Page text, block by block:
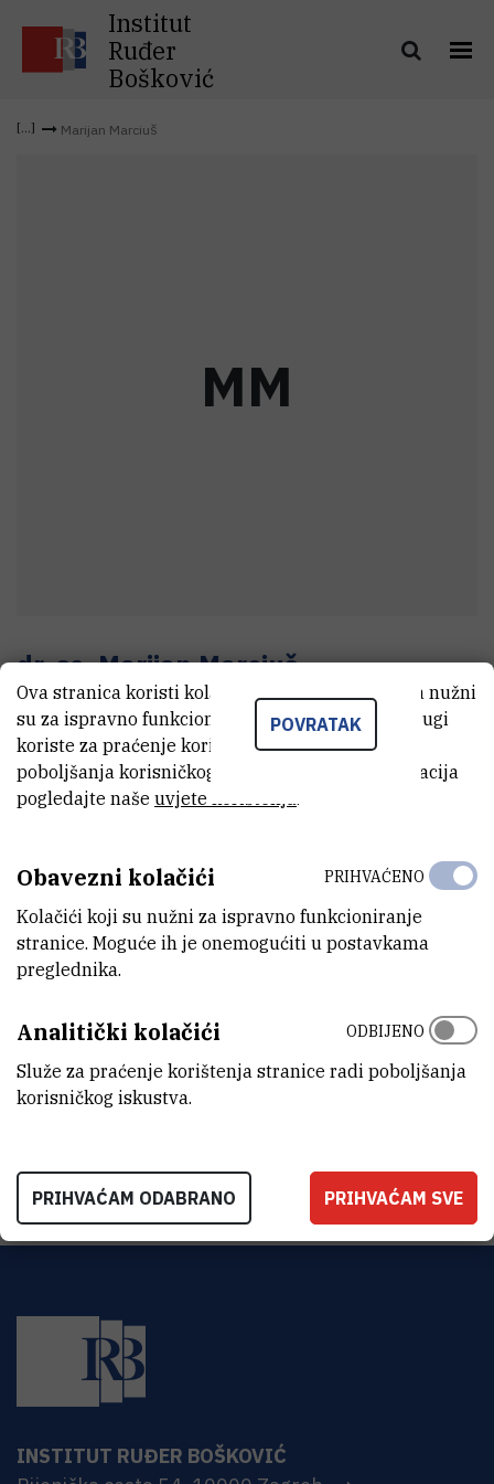
Institut
Ruđer
Bošković
Marijan Marciuš
MM
dr. sc.MarijanMarciuš
Stručni savjetnik
E-MAIL
INTERNI BROJ
1583
ZAVOD
Zavod za kemiju materijala
Laboratorij za sintezu novih materijala
ADRESA
Institut Ruđer Bošković
INSTITUT RUĐER BOŠKOVIĆ
POVRATAK
Ova stranica koristi kolačiće. Neki od tih kolačića nužni
su za ispravno funkcioniranje stranice, dok se drugi
koriste za praćenje korištenja stranice radi
poboljšanja korisničkog iskustva. Za više informacija
pogledajte naše uvjete korištenja.
Obavezni kolačići
Kolačići koji su nužni za ispravno funkcioniranje
stranice. Moguće ih je onemogućiti u postavkama
preglednika.
PRIHVAĆENO
Analitički kolačići
Služe za praćenje korištenja stranice radi poboljšanja
korisničkog iskustva.
ODBIJENO
PRIHVAĆAM ODABRANO PRIHVAĆAM SVE